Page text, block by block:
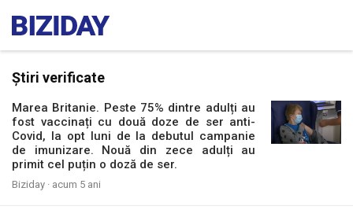
Știri verificate
Marea Britanie. Peste 75% dintre adulți au
fost vaccinați cu două doze de ser anti-
Covid, la opt luni de la debutul campanie
de imunizare. Nouă din zece adulți au
primit cel puțin o doză de ser.
Biziday · acum 5 ani